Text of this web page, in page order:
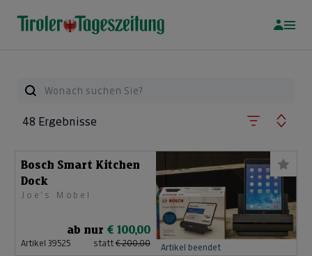
48 Ergebnisse
Bosch Smart Kitchen
Dock
Joe's Möbel
ab nur € 100,00
Artikel 39525 statt € 200,00 Artikel beendet